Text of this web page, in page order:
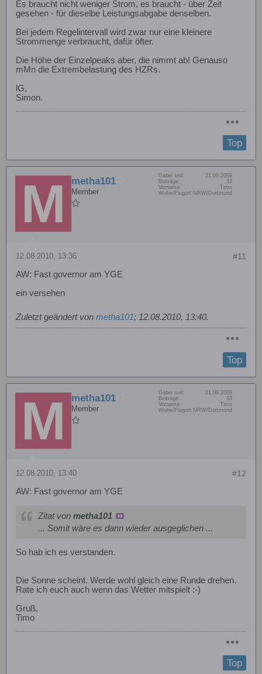
Es braucht nicht weniger Strom, es braucht - über Zeit
gesehen - für dieselbe Leistungsabgabe denselben.
Bei jedem Regelintervall wird zwar nur eine kleinere
Strommenge verbraucht, dafür öfter.
Die Höhe der Einzelpeaks aber, die nimmt ab! Genauso
mMn die Extrembelastung des HZRs.
lG,
Simon.
Top
metha101
Member
Dabei seit:
21.09.2009
Beiträge:
33
Vorname:
Timo
Wohn/Flugort: NRW/Dortmund
#11
12.08.2010, 13:36
AW: Fast governor am YGE
ein versehen
Zuletzt geändert von metha101; 12.08.2010, 13:40.
Top
metha101
Member
Dabei seit:
21.09.2009
Beiträge:
33
Vorname:
Timo
Wohn/Flugort: NRW/Dortmund
#12
12.08.2010, 13:40
AW: Fast governor am YGE
Zitat von metha101
... Somit wäre es dann wieder ausgeglichen ...
So hab ich es verstanden.
Die Sonne scheint. Werde wohl gleich eine Runde drehen.
Rate ich euch auch wenn das Wetter mitspielt :-)
Gruß,
Timo
Top